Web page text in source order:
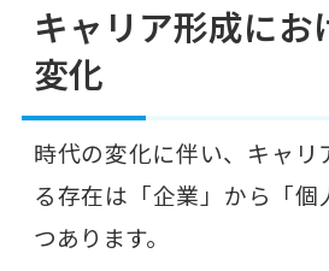
キャリア形成にお
変化
時代の変化に伴い、キャリ
る存在は「企業」から「個
つあります。